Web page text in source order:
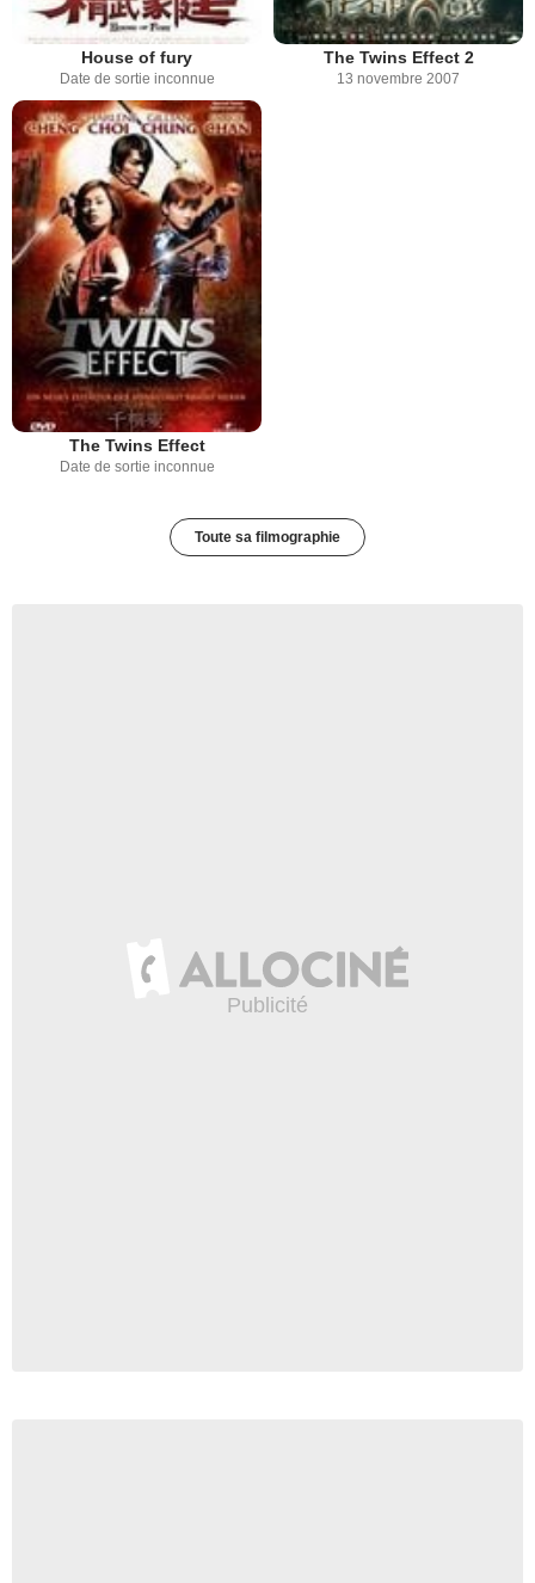
House of fury
Date de sortie inconnue
The Twins Effect 2
13 novembre 2007
The Twins Effect
Date de sortie inconnue
Toute sa filmographie